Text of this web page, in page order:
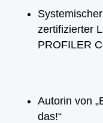
zertifizierter
PROFILER
Autorin von
das!“